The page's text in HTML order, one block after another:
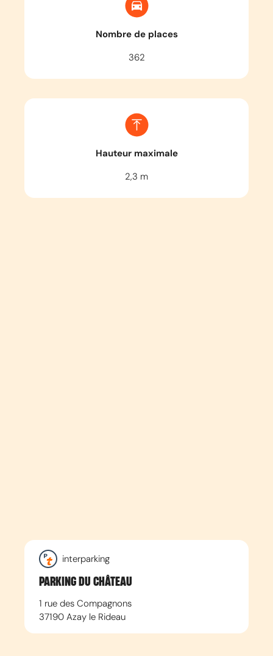
Nombre de places
362
Hauteur maximale
2,3 m
interparking
PARKING DU CHÂTEAU
1 rue des Compagnons
37190 Azay le Rideau